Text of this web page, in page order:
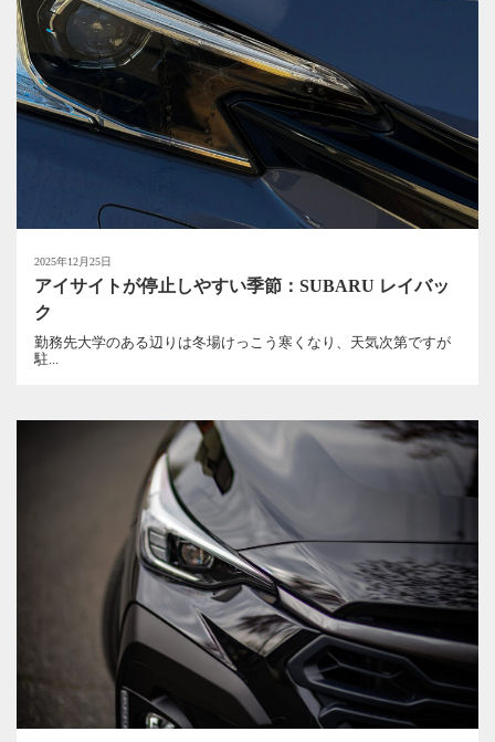
2025年12月25日
アイサイトが停止しやすい季節：SUBARU レイバッ
ク
勤務先大学のある辺りは冬場けっこう寒くなり、天気次第ですが
駐...